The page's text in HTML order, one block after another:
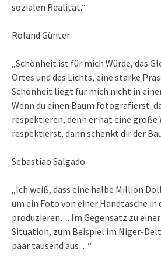
sozialen Realität.“
Roland Günter
„Schönheit ist für mich Würde, das
Ortes und des Lichts, eine starke
Schönheit liegt für mich nicht in
Wenn du einen Baum fotografierst.
respektieren, denn er hat eine große
respektierst, dann schenkt dir der
Sebastiao Salgado
„Ich weiß, dass eine halbe Million
um ein Foto von einer Handtasche in
produzieren… Im Gegensatz zu
Situation, zum Beispiel im Niger-
paar tausend aus…“